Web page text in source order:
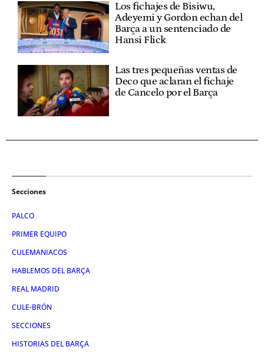
Los fichajes de Bisiwu,
Adeyemi y Gordon echan del
Barça a un sentenciado de
Hansi Flick
Las tres pequeñas ventas de
Deco que aclaran el fichaje
de Cancelo por el Barça
Secciones
PALCO
PRIMER EQUIPO
CULEMANIACOS
HABLEMOS DEL BARÇA
REAL MADRID
CULE-BRÓN
SECCIONES
HISTORIAS DEL BARÇA